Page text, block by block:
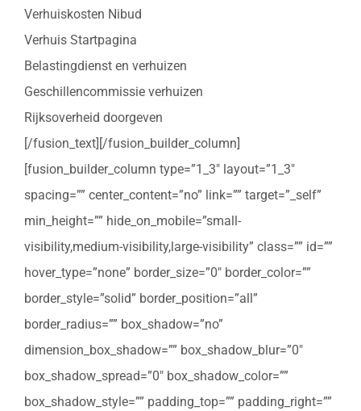
Verhuiskosten Nibud
Verhuis Startpagina
Belastingdienst en verhuizen
Geschillencommissie verhuizen
Rijksoverheid doorgeven
[/fusion_text][/fusion_builder_column]
[fusion_builder_column type=”1_3″ layout=”1_3″
spacing=”” center_content=”no” link=”” target=”_self”
min_height=”” hide_on_mobile=”small-
visibility,medium-visibility,large-visibility” class=”” id=””
hover_type=”none” border_size=”0″ border_color=””
border_style=”solid” border_position=”all”
border_radius=”” box_shadow=”no”
dimension_box_shadow=”” box_shadow_blur=”0″
box_shadow_spread=”0″ box_shadow_color=””
box_shadow_style=”” padding_top=”” padding_right=””